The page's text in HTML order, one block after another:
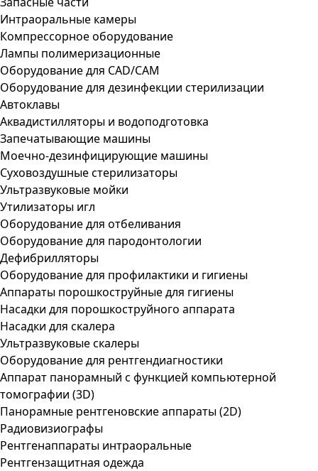
Интраоральные камеры
Компрессорное оборудование
Лампы полимеризационные
Оборудование для CAD/CAM
Оборудование для дезинфекции стерилизации
Автоклавы
Аквадистилляторы и водоподготовка
Запечатывающие машины
Моечно-дезинфицирующие машины
Суховоздушные стерилизаторы
Ультразвуковые мойки
Утилизаторы игл
Оборудование для отбеливания
Оборудование для пародонтологии
Дефибрилляторы
Оборудование для профилактики и гигиены
Аппараты порошкоструйные для гигиены
Насадки для порошкоструйного аппарата
Насадки для скалера
Ультразвуковые скалеры
Оборудование для рентгендиагностики
Аппарат панорамный с функцией компьютерной
томографии (3D)
Панорамные рентгеновские аппараты (2D)
Радиовизиографы
Рентгенаппараты интраоральные
Рентгензащитная одежда